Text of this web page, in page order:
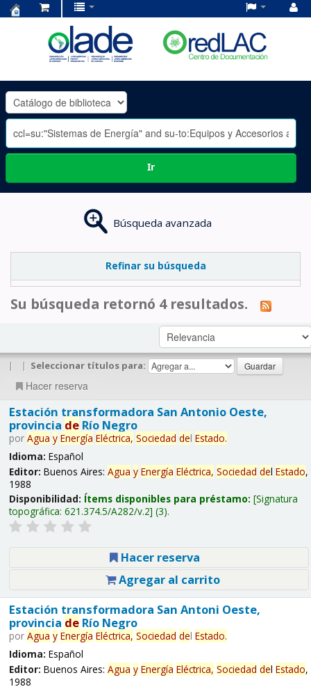
OLADE
-
Ir
Búsqueda avanzada
Refinar su búsqueda
Su búsqueda retornó 4 resultados.
| | Seleccionar títulos para:
Hacer reserva
Estación transformadora San Antonio Oeste,
provincia deRío Negro
por Agua y Energía Eléctrica, Sociedad del Estado.
Idioma: Español
Editor: Buenos Aires: Agua y Energía Eléctrica, Sociedad del Estado,
1988
Disponibilidad: Ítems disponibles para préstamo: Signatura
topográfica: 621.374.5/A282/v.2 (3).
Hacer reserva
Agregar al carrito
Estación transformadora San Antoni Oeste,
provincia deRío Negro
por Agua y Energía Eléctrica, Sociedad del Estado.
Idioma: Español
Editor: Buenos Aires: Agua y Energía Eléctrica, Sociedad del Estado,
1988